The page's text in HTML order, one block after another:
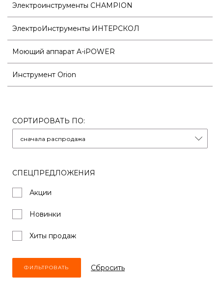
Электроинструменты CHAMPION
ЭлектроИнструменты ИНТЕРСКОЛ
Моющий аппарат A-iPOWER
Инструмент Orion
СОРТИРОВАТЬ ПО:
СПЕЦПРЕДЛОЖЕНИЯ
Акции
Новинки
Хиты продаж
Cбросить